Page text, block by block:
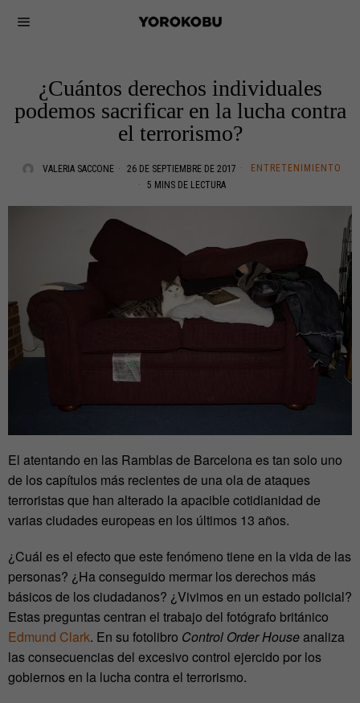
¿Cuántos derechos individuales
podemos sacrificar en la lucha contra
el terrorismo?
VALERIA SACCONE 26 DE SEPTIEMBRE DE 2017
ENTRETENIMIENTO
5 MINS DE LECTURA
El atentando en las Ramblas de Barcelona es tan solo uno
de los capítulos más recientes de una ola de ataques
terroristas que han alterado la apacible cotidianidad de
varias ciudades europeas en los últimos 13 años.
¿Cuál es el efecto que este fenómeno tiene en la vida de las
personas? ¿Ha conseguido mermar los derechos más
básicos de los ciudadanos? ¿Vivimos en un estado policial?
Estas preguntas centran el trabajo del fotógrafo británico
Edmund Clark. En su fotolibro Control Order Houseanaliza
las consecuencias del excesivo control ejercido por los
gobiernos en la lucha contra el terrorismo.